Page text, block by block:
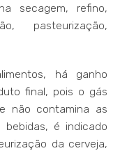
secagem, refino,
pasteurização,
há ganho
final, pois o gás
não contamina as
bebidas, é indicado
da cerveja,